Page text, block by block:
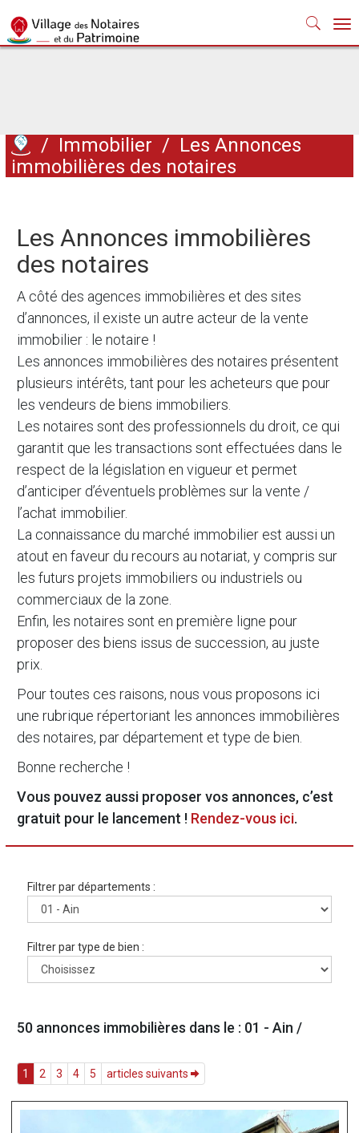
/ Immobilier / Les Annonces
immobilières des notaires
Les Annonces immobilières
des notaires
A côté des agences immobilières et des sites
d’annonces, il existe un autre acteur de la vente
immobilier : le notaire !
Les annonces immobilières des notaires présentent
plusieurs intérêts, tant pour les acheteurs que pour
les vendeurs de biens immobiliers.
Les notaires sont des professionnels du droit, ce qui
garantit que les transactions sont effectuées dans le
respect de la législation en vigueur et permet
d’anticiper d’éventuels problèmes sur la vente /
l’achat immobilier.
La connaissance du marché immobilier est aussi un
atout en faveur du recours au notariat, y compris sur
les futurs projets immobiliers ou industriels ou
commerciaux de la zone.
Enfin, les notaires sont en première ligne pour
proposer des biens issus de succession, au juste
prix.
Pour toutes ces raisons, nous vous proposons ici
une rubrique répertoriant les annonces immobilières
des notaires, par département et type de bien.
Bonne recherche !
Vous pouvez aussi proposer vos annonces, c’est
gratuit pour le lancement ! Rendez-vous ici.
Filtrer par départements :
Filtrer par type de bien :
50 annonces immobilières dans le : 01 - Ain /
1 2 3 4 5 articles suivants